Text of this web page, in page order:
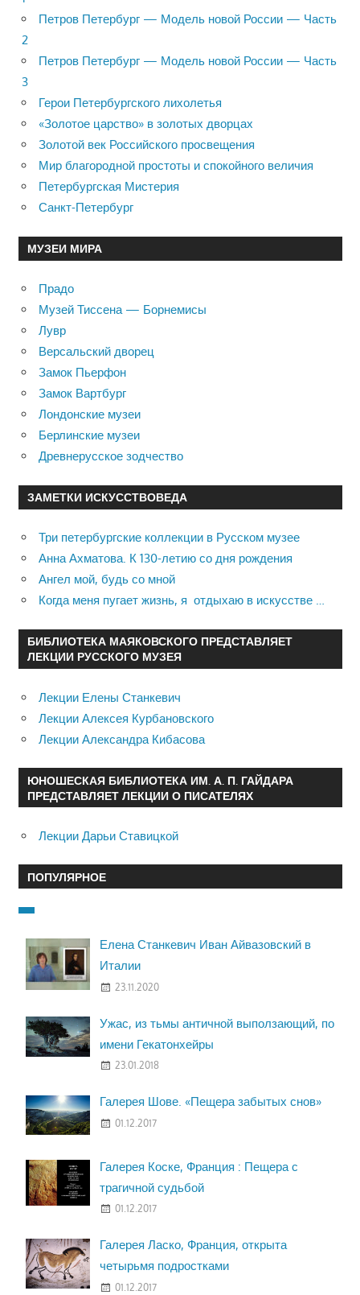
Петров Петербург — Модель новой России — Часть
2
Петров Петербург — Модель новой России — Часть
3
Герои Петербургского лихолетья
«Золотое царство» в золотых дворцах
Золотой век Российского просвещения
Мир благородной простоты и спокойного величия
Петербургская Мистерия
Санкт-Петербург
МУЗЕИ МИРА
Прадо
Музей Тиссена — Борнемисы
Лувр
Версальский дворец
Замок Пьерфон
Замок Вартбург
Лондонские музеи
Берлинские музеи
Древнерусское зодчество
ЗАМЕТКИ ИСКУССТВОВЕДА
Три петербургские коллекции в Русском музее
Анна Ахматова. К 130-летию со дня рождения
Ангел мой, будь со мной
Когда меня пугает жизнь, я отдыхаю в искусстве …
БИБЛИОТЕКА МАЯКОВСКОГО ПРЕДСТАВЛЯЕТ
ЛЕКЦИИ РУССКОГО МУЗЕЯ
Лекции Елены Станкевич
Лекции Алексея Курбановского
Лекции Александра Кибасова
ЮНОШЕСКАЯ БИБЛИОТЕКА ИМ. А. П. ГАЙДАРА
ПРЕДСТАВЛЯЕТ ЛЕКЦИИ О ПИСАТЕЛЯХ
Лекции Дарьи Ставицкой
ПОПУЛЯРНОЕ
Елена Станкевич Иван Айвазовский в
Италии
23.11.2020
Ужас, из тьмы античной выползающий, по
имени Гекатонхейры
23.01.2018
Галерея Шове. «Пещера забытых снов»
01.12.2017
Галерея Коске, Франция : Пещера с
трагичной судьбой
01.12.2017
Галерея Ласко, Франция, открыта
четырьмя подростками
01.12.2017